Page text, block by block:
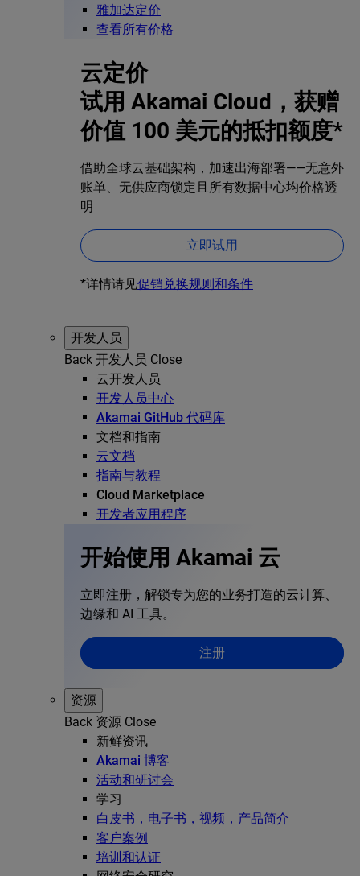
雅加达定价
查看所有价格
云定价
试用 Akamai Cloud，获赠
价值 100 美元的抵扣额度*
借助全球云基础架构，加速出海部署——无意外
账单、无供应商锁定且所有数据中心均价格透
明
立即试用
*详情请见促销兑换规则和条件
开发人员
Back 开发人员 Close
云开发人员
开发人员中心
Akamai GitHub 代码库
文档和指南
云文档
指南与教程
Cloud Marketplace
开发者应用程序
开始使用 Akamai 云
立即注册，解锁专为您的业务打造的云计算、
边缘和 AI 工具。
注册
资源
Back 资源 Close
新鲜资讯
Akamai 博客
活动和研讨会
学习
白皮书，电子书，视频，产品简介
客户案例
培训和认证